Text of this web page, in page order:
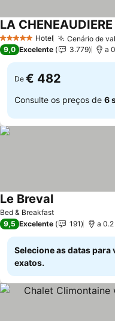
5 Estrelas Hotel Cenário de
Ver preços
9,0 Excelente 3.779 a
De € 482
Consulte os preços de 6
Bed & Breakfast
Le BrevalVer preços
9,5 Excelente 191 a
Selecione as datas para
exatos.